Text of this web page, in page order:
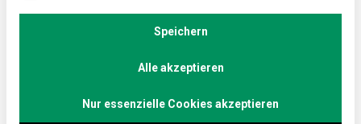
–
Taiwan
Erfrischung! Lebensmittelmagazin.de genießt Bubble
Tee, eine taiwanesische Spezialität, die hierzulande
Speichern
Alle akzeptieren
Nur essenzielle Cookies akzeptieren